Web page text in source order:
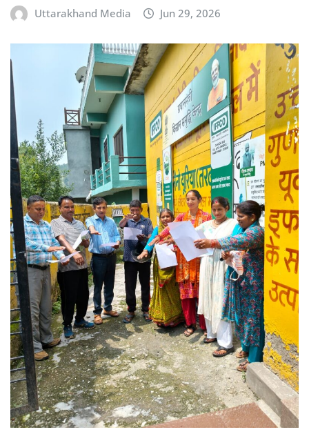
Uttarakhand Media Jun 29, 2026